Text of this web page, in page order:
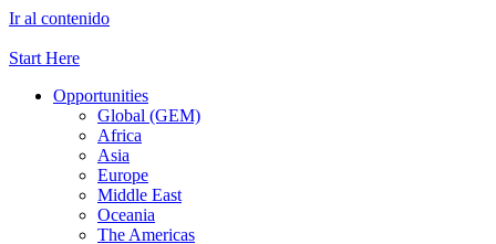
Ir al contenido
Start Here
Opportunities
Global (GEM)
Africa
Asia
Europe
Middle East
Oceania
The Americas